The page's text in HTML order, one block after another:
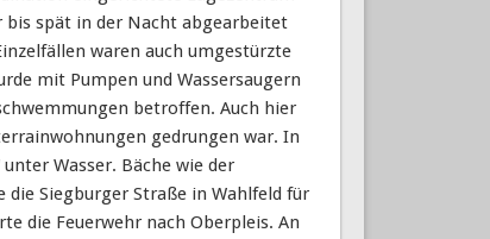
bis spät in der Nacht abgearbeitet
waren auch umgestürzte
mit Pumpen und Wassersaugern
betroffen. Auch hier
gedrungen war. In
Wasser. Bäche wie der
die Siegburger Straße in Wahlfeld für
die Feuerwehr nach Oberpleis. An